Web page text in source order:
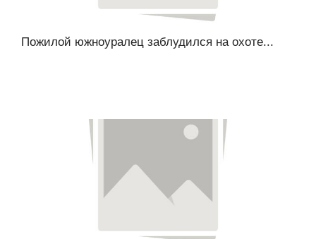
Пожилой южноуралец заблудился на охоте...